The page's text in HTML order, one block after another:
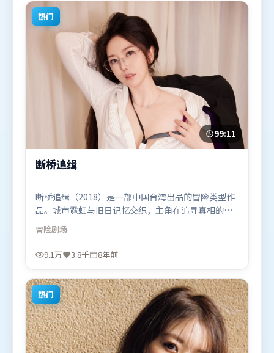
热门
99:11
断桥追缉
断桥追缉（2018）是一部中国台湾出品的冒险类型作
品。城市霓虹与旧日记忆交织，主角在追寻真相的路
上不断付出代价。视听风格统一而富有实验感，配乐
与画面情绪贴合。由奉俊昊执导，章子怡、孙艺珍、
黄渤，堺雅人、黄政民等联袂出演。影片于2018年2
冒险题材的观众观看。
冒险剧场
9.1万 3.8千 8年前
热门